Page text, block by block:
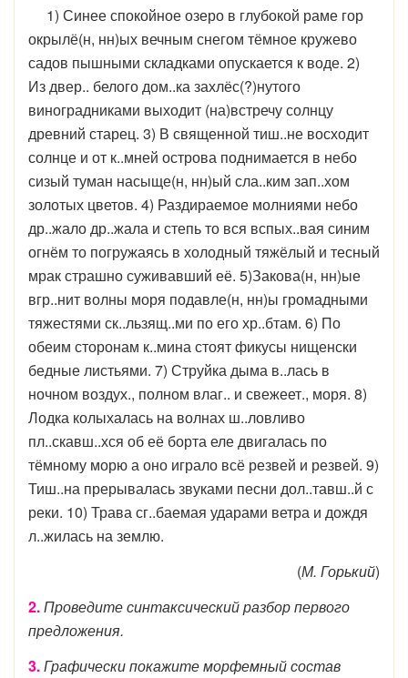
1) Синее спокойное озеро в глубокой раме гор
окрылё(н, нн)ых вечным снегом тёмное кружево
садов пышными складками опускается к воде. 2)
Из двер.. белого дом..ка захлёс(?)нутого
виноградниками выходит (на)встречу солнцу
древний старец. 3) В священной тиш..не восходит
солнце и от к..мней острова поднимается в небо
сизый туман насыще(н, нн)ый сла..ким зап..хом
золотых цветов. 4) Раздираемое молниями небо
др..жало др..жала и степь то вся вспых..вая синим
огнём то погружаясь в холодный тяжёлый и тесный
мрак страшно суживавший её. 5)Закова(н, нн)ые
вгр..нит волны моря подавле(н, нн)ы громадными
тяжестями ск..льзящ..ми по его хр..бтам. 6) По
обеим сторонам к..мина стоят фикусы нищенски
бедные листьями. 7) Струйка дыма в..лась в
ночном воздух., полном влаг.. и свежеет., моря. 8)
Лодка колыхалась на волнах ш..ловливо
пл..скавш..хся об её борта еле двигалась по
тёмному морю а оно играло всё резвей и резвей. 9)
Тиш..на прерывалась звуками песни дол..тавш..й с
реки. 10) Трава сг..баемая ударами ветра и дождя
л..жилась на землю.
(М. Горький)
2.Проведите синтаксический разбор первого
предложения.
3.Графически покажите морфемный состав